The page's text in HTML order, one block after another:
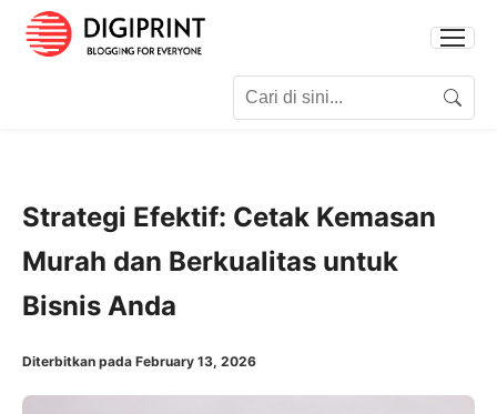
Search
Strategi Efektif: Cetak Kemasan
Murah dan Berkualitas untuk
Bisnis Anda
Diterbitkan pada February 13, 2026